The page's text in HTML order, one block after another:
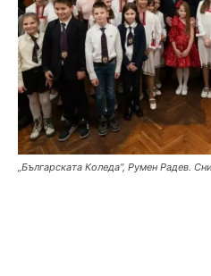
„Българската Коледа“, Румен Радев.